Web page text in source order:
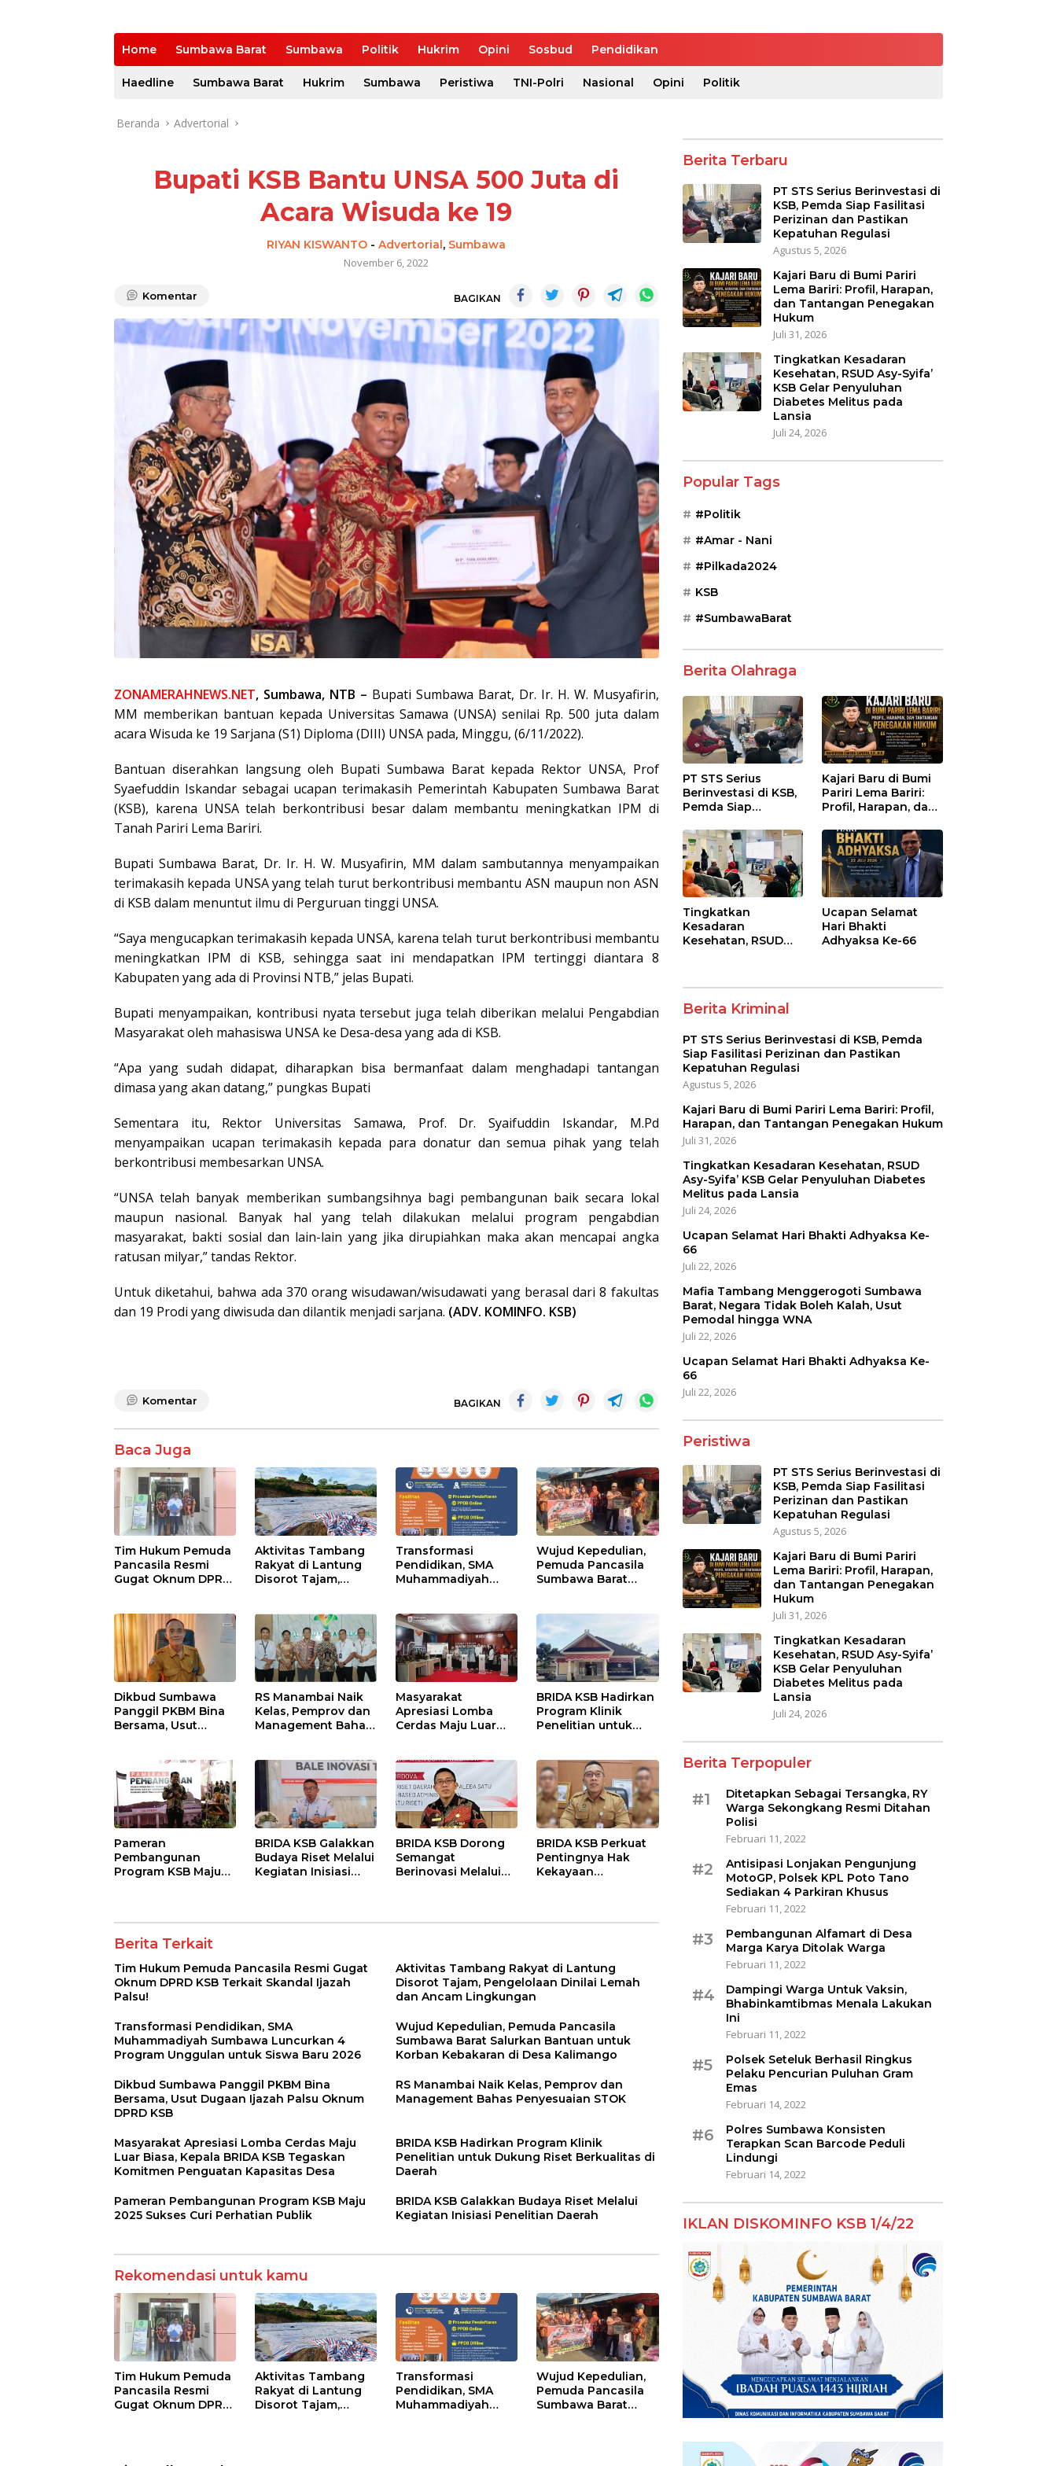
Home Sumbawa Barat Sumbawa Politik Hukrim Opini Sosbud Pendidikan
Haedline Sumbawa Barat Hukrim Sumbawa Peristiwa TNI-Polri Nasional Opini Politik
Beranda Advertorial
Bupati KSB Bantu UNSA 500 Juta di
Acara Wisuda ke 19
RIYAN KISWANTO -Advertorial, Sumbawa
November 6, 2022
Komentar BAGIKAN
ZONAMERAHNEWS.NET, Sumbawa, NTB – Bupati Sumbawa Barat, Dr. Ir. H. W. Musyafirin,
MM memberikan bantuan kepada Universitas Samawa (UNSA) senilai Rp. 500 juta dalam
acara Wisuda ke 19 Sarjana (S1) Diploma (DIII) UNSA pada, Minggu, (6/11/2022).
Bantuan diserahkan langsung oleh Bupati Sumbawa Barat kepada Rektor UNSA, Prof
Syaefuddin Iskandar sebagai ucapan terimakasih Pemerintah Kabupaten Sumbawa Barat
(KSB), karena UNSA telah berkontribusi besar dalam membantu meningkatkan IPM di
Tanah Pariri Lema Bariri.
Bupati Sumbawa Barat, Dr. Ir. H. W. Musyafirin, MM dalam sambutannya menyampaikan
terimakasih kepada UNSA yang telah turut berkontribusi membantu ASN maupun non ASN
di KSB dalam menuntut ilmu di Perguruan tinggi UNSA.
“Saya mengucapkan terimakasih kepada UNSA, karena telah turut berkontribusi membantu
meningkatkan IPM di KSB, sehingga saat ini mendapatkan IPM tertinggi diantara 8
Kabupaten yang ada di Provinsi NTB,” jelas Bupati.
Bupati menyampaikan, kontribusi nyata tersebut juga telah diberikan melalui Pengabdian
Masyarakat oleh mahasiswa UNSA ke Desa-desa yang ada di KSB.
“Apa yang sudah didapat, diharapkan bisa bermanfaat dalam menghadapi tantangan
dimasa yang akan datang,” pungkas Bupati
Sementara itu, Rektor Universitas Samawa, Prof. Dr. Syaifuddin Iskandar, M.Pd
menyampaikan ucapan terimakasih kepada para donatur dan semua pihak yang telah
berkontribusi membesarkan UNSA.
“UNSA telah banyak memberikan sumbangsihnya bagi pembangunan baik secara lokal
maupun nasional. Banyak hal yang telah dilakukan melalui program pengabdian
masyarakat, bakti sosial dan lain-lain yang jika dirupiahkan maka akan mencapai angka
ratusan milyar,” tandas Rektor.
Untuk diketahui, bahwa ada 370 orang wisudawan/wisudawati yang berasal dari 8 fakultas
dan 19 Prodi yang diwisuda dan dilantik menjadi sarjana. (ADV. KOMINFO. KSB)
Komentar BAGIKAN
Baca Juga
Tim Hukum Pemuda
Pancasila Resmi
Gugat Oknum DPRD
Aktivitas Tambang
Rakyat di Lantung
Disorot Tajam,
Lingkungan
Transformasi
Pendidikan, SMA
Muhammadiyah
Program Unggulan
untuk Siswa Baru
2026
Wujud Kepedulian,
Pemuda Pancasila
Sumbawa Barat
Kebakaran di Desa
Kalimango
Dikbud Sumbawa
Panggil PKBM Bina
Bersama, Usut
RS Manambai Naik
Kelas, Pemprov dan
Management Bahas
Masyarakat
Apresiasi Lomba
Cerdas Maju Luar
Komitmen
Penguatan
Kapasitas Desa
BRIDA KSB Hadirkan
Program Klinik
Penelitian untuk
Daerah
Pameran
Pembangunan
Program KSB Maju
BRIDA KSB Galakkan
Budaya Riset Melalui
Kegiatan Inisiasi
BRIDA KSB Dorong
Semangat
Berinovasi Melalui
BRIDA KSB Perkuat
Pentingnya Hak
Kekayaan
Berita Terkait
Tim Hukum Pemuda Pancasila Resmi Gugat
Oknum DPRD KSB Terkait Skandal Ijazah
Palsu!
Aktivitas Tambang Rakyat di Lantung
Disorot Tajam, Pengelolaan Dinilai Lemah
dan Ancam Lingkungan
Transformasi Pendidikan, SMA
Muhammadiyah Sumbawa Luncurkan 4
Program Unggulan untuk Siswa Baru 2026
Wujud Kepedulian, Pemuda Pancasila
Sumbawa Barat Salurkan Bantuan untuk
Korban Kebakaran di Desa Kalimango
Dikbud Sumbawa Panggil PKBM Bina
Bersama, Usut Dugaan Ijazah Palsu Oknum
DPRD KSB
RS Manambai Naik Kelas, Pemprov dan
Management Bahas Penyesuaian STOK
Masyarakat Apresiasi Lomba Cerdas Maju
Luar Biasa, Kepala BRIDA KSB Tegaskan
Komitmen Penguatan Kapasitas Desa
BRIDA KSB Hadirkan Program Klinik
Penelitian untuk Dukung Riset Berkualitas di
Daerah
Pameran Pembangunan Program KSB Maju
2025 Sukses Curi Perhatian Publik
BRIDA KSB Galakkan Budaya Riset Melalui
Kegiatan Inisiasi Penelitian Daerah
Rekomendasi untuk kamu
Tim Hukum Pemuda
Pancasila Resmi
Gugat Oknum DPRD
Aktivitas Tambang
Rakyat di Lantung
Disorot Tajam,
Transformasi
Pendidikan, SMA
Muhammadiyah
Wujud Kepedulian,
Pemuda Pancasila
Sumbawa Barat
Berita Terbaru
PT STS Serius Berinvestasi di
KSB, Pemda Siap Fasilitasi
Perizinan dan Pastikan
Kepatuhan Regulasi
Agustus 5, 2026
Kajari Baru di Bumi Pariri
Lema Bariri: Profil, Harapan,
dan Tantangan Penegakan
Hukum
Juli 31, 2026
Tingkatkan Kesadaran
Kesehatan, RSUD Asy-Syifa’
KSB Gelar Penyuluhan
Diabetes Melitus pada
Lansia
Juli 24, 2026
Popular Tags
#Politik
#Amar - Nani
#Pilkada2024
KSB
#SumbawaBarat
Berita Olahraga
PT STS Serius
Berinvestasi di KSB,
Pemda Siap
dan Pastikan
Kepatuhan Regulasi
Kajari Baru di Bumi
Pariri Lema Bariri:
Profil, Harapan, dan
Penegakan Hukum
Tingkatkan
Kesadaran
Kesehatan, RSUD
Ucapan Selamat
Hari Bhakti
Adhyaksa Ke-66
Berita Kriminal
PT STS Serius Berinvestasi di KSB, Pemda
Siap Fasilitasi Perizinan dan Pastikan
Kepatuhan Regulasi
Agustus 5, 2026
Kajari Baru di Bumi Pariri Lema Bariri: Profil,
Harapan, dan Tantangan Penegakan Hukum
Juli 31, 2026
Tingkatkan Kesadaran Kesehatan, RSUD
Asy-Syifa’ KSB Gelar Penyuluhan Diabetes
Melitus pada Lansia
Juli 24, 2026
Ucapan Selamat Hari Bhakti Adhyaksa Ke-
66
Juli 22, 2026
Mafia Tambang Menggerogoti Sumbawa
Barat, Negara Tidak Boleh Kalah, Usut
Pemodal hingga WNA
Juli 22, 2026
Ucapan Selamat Hari Bhakti Adhyaksa Ke-
66
Juli 22, 2026
Peristiwa
PT STS Serius Berinvestasi di
KSB, Pemda Siap Fasilitasi
Perizinan dan Pastikan
Kepatuhan Regulasi
Agustus 5, 2026
Kajari Baru di Bumi Pariri
Lema Bariri: Profil, Harapan,
dan Tantangan Penegakan
Hukum
Juli 31, 2026
Tingkatkan Kesadaran
Kesehatan, RSUD Asy-Syifa’
KSB Gelar Penyuluhan
Diabetes Melitus pada
Lansia
Juli 24, 2026
Berita Terpopuler
#1
Ditetapkan Sebagai Tersangka, RY
Warga Sekongkang Resmi Ditahan
Polisi
Februari 11, 2022
#2
Antisipasi Lonjakan Pengunjung
MotoGP, Polsek KPL Poto Tano
Sediakan 4 Parkiran Khusus
Februari 11, 2022
#3
Pembangunan Alfamart di Desa
Marga Karya Ditolak Warga
Februari 11, 2022
#4
Dampingi Warga Untuk Vaksin,
Bhabinkamtibmas Menala Lakukan
Ini
Februari 11, 2022
#5
Polsek Seteluk Berhasil Ringkus
Pelaku Pencurian Puluhan Gram
Emas
Februari 14, 2022
#6
Polres Sumbawa Konsisten
Terapkan Scan Barcode Peduli
Lindungi
Februari 14, 2022
IKLAN DISKOMINFO KSB 1/4/22